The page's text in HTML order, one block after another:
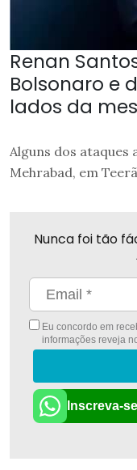
Renan
Bolsonaro e
lados da
Alguns dos
Mehrabad, em
Nunca foi tão
Eu concordo em
informações reveja
Inscreva-se